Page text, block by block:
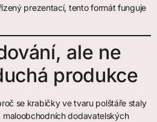
prezentací, tento formát funguje
ale ne
produkce
se krabičky ve tvaru polštáře staly
dodavatelských